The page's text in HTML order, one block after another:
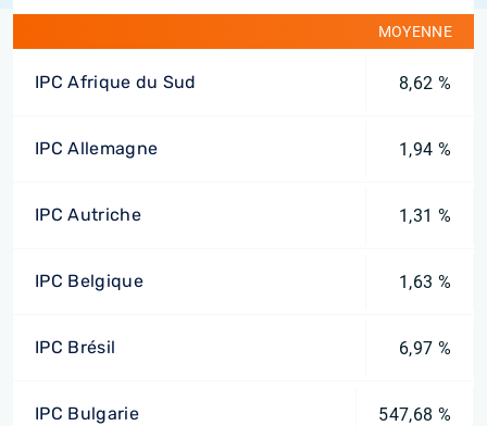
MOYENNE
IPC Afrique du Sud 8,62 %
IPC Allemagne 1,94 %
IPC Autriche 1,31 %
IPC Belgique 1,63 %
IPC Brésil 6,97 %
IPC Bulgarie 547,68 %